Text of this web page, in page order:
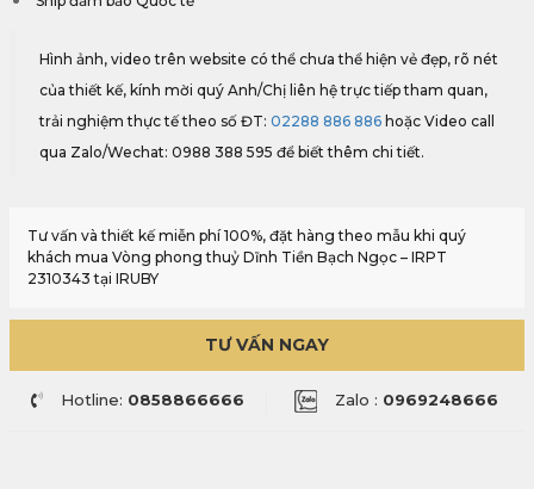
Hình ảnh, video trên website có thể chưa thể hiện vẻ đẹp, rõ nét
của thiết kế, kính mời quý Anh/Chị liên hệ trực tiếp tham quan,
trải nghiệm thực tế theo số ĐT: 02288 886 886 hoặc Video call
qua Zalo/Wechat: 0988 388 595 để biết thêm chi tiết.
Tư vấn và thiết kế miễn phí 100%, đặt hàng theo mẫu khi quý
khách mua Vòng phong thuỷ Dĩnh Tiền Bạch Ngọc – IRPT
2310343 tại IRUBY
TƯ VẤN NGAY
Hotline: 0858866666 Zalo : 0969248666